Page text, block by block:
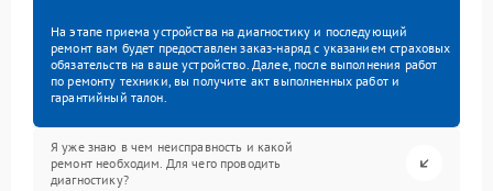
На этапе приема устройства на диагностику и последующий
ремонт вам будет предоставлен заказ-наряд с указанием страховых
обязательств на ваше устройство. Далее, после выполнения работ
по ремонту техники, вы получите акт выполненных работ и
гарантийный талон.
Я уже знаю в чем неисправность и какой
ремонт необходим. Для чего проводить
диагностику?